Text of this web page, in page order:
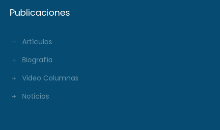
Publicaciones
Artículos
Biografía
Video Columnas
Noticias